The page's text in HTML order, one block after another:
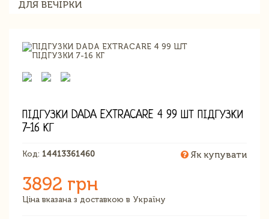
ДЛЯ ВЕЧІРКИ
ПІДГУЗКИ DADA EXTRACARE 4 99 ШТ ПІДГУЗКИ
7-16 КГ
Код: 14413361460 Як купувати
3892 грн
Ціна вказана з доставкою в Україну